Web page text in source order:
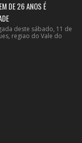
DE 26 ANOS É
deste sábado, 11 de
regiao do Vale do